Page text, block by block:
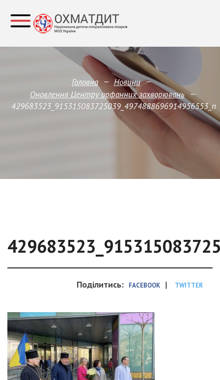
Головна — Новини —
Оновлення Центру орфанних захворювань —
429683523_915315083725039_4974888696914956553_n
Поділитись: FACEBOOK | TWITTER